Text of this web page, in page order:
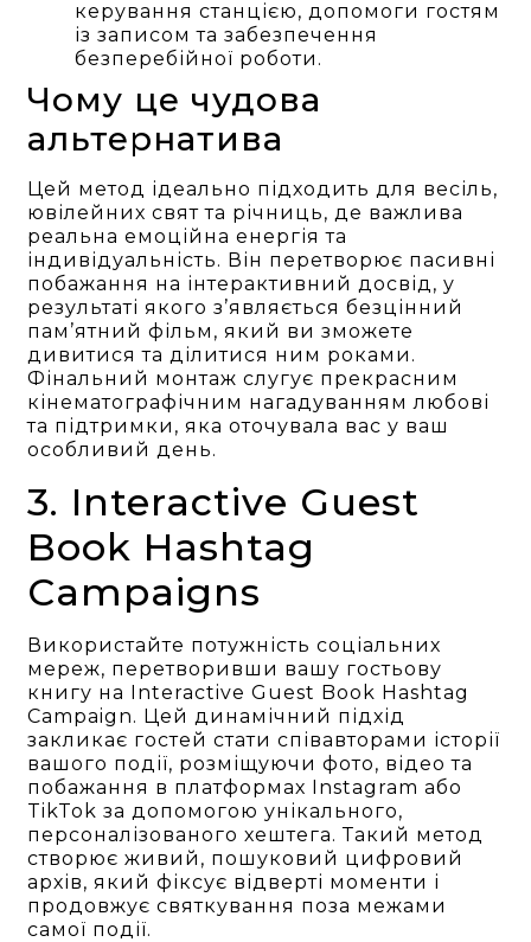
керування станцією, допомоги гостям
із записом та забезпечення
безперебійної роботи.
Чому це чудова
альтернатива
Цей метод ідеально підходить для весіль,
ювілейних свят та річниць, де важлива
реальна емоційна енергія та
індивідуальність. Він перетворює пасивні
побажання на інтерактивний досвід, у
результаті якого з’являється безцінний
пам’ятний фільм, який ви зможете
дивитися та ділитися ним роками.
Фінальний монтаж слугує прекрасним
кінематографічним нагадуванням любові
та підтримки, яка оточувала вас у ваш
особливий день.
3. Interactive Guest
Book Hashtag
Campaigns
Використайте потужність соціальних
мереж, перетворивши вашу гостьову
книгу на Interactive Guest Book Hashtag
Campaign. Цей динамічний підхід
закликає гостей стати співавторами історії
вашого події, розміщуючи фото, відео та
побажання в платформах Instagram або
TikTok за допомогою унікального,
персоналізованого хештега. Такий метод
створює живий, пошуковий цифровий
архів, який фіксує відверті моменти і
продовжує святкування поза межами
самої події.